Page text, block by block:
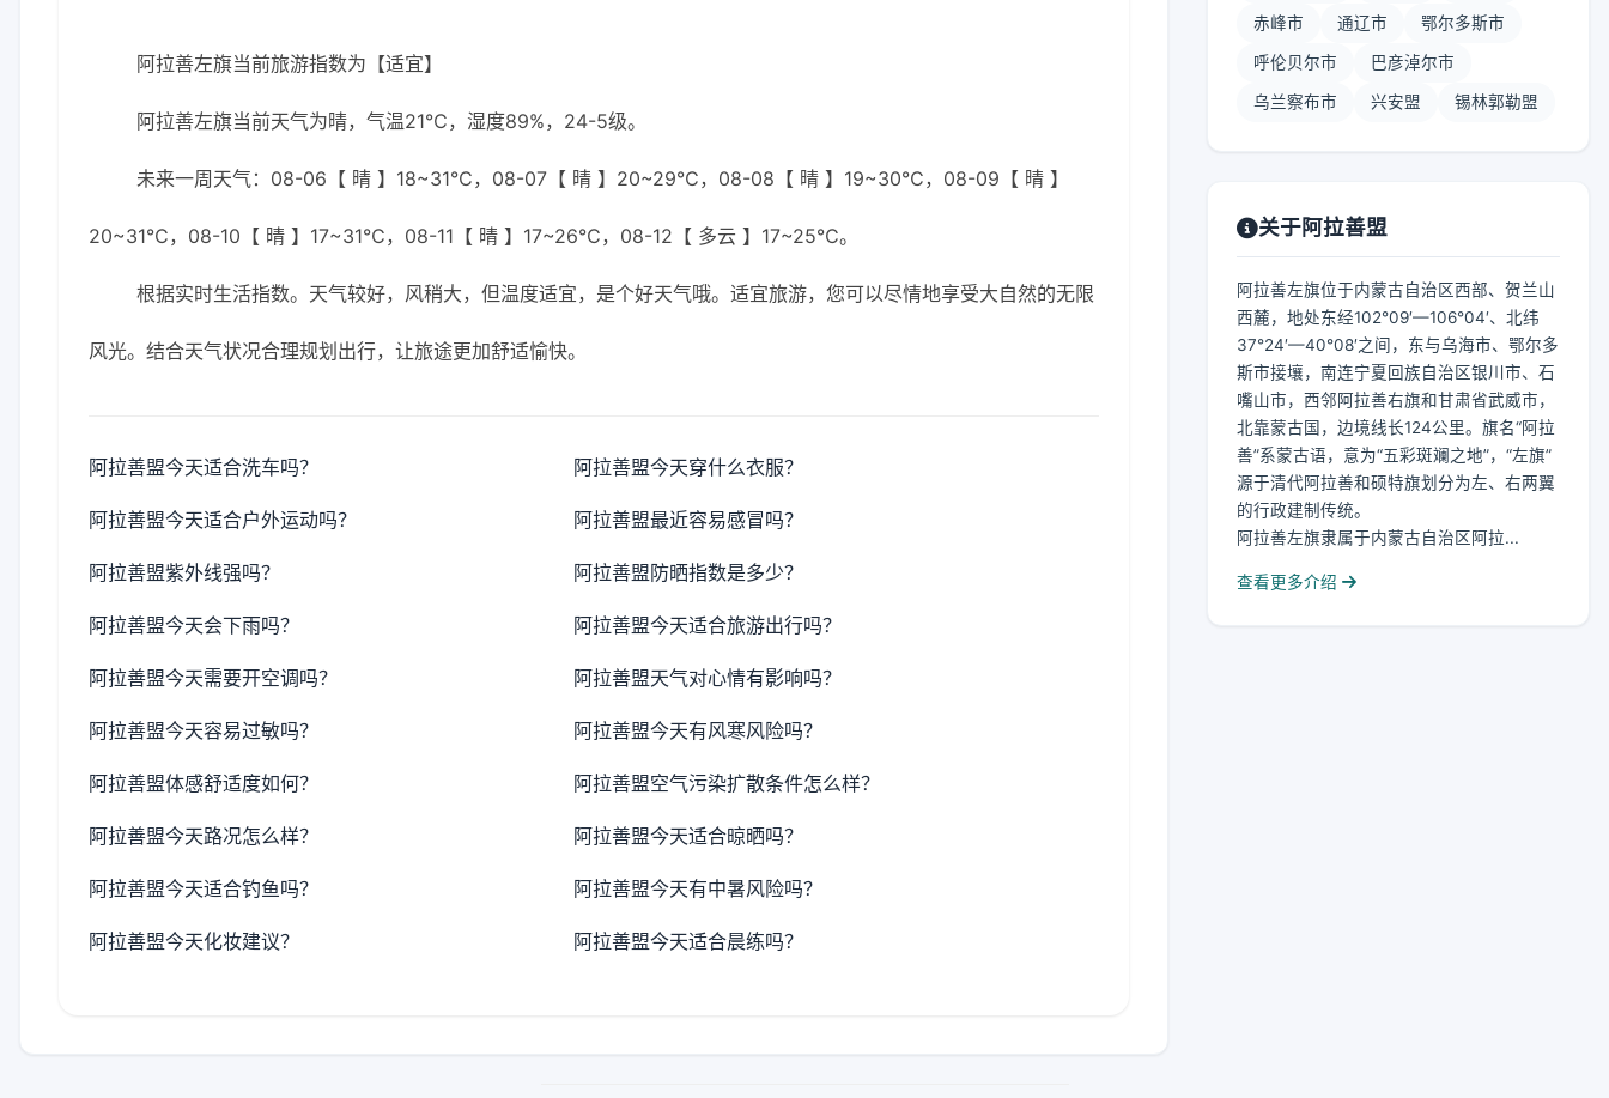
阿拉善左旗当前旅游指数为【适宜】
阿拉善左旗当前天气为晴，气温21℃，湿度89%，24-5级。
未来一周天气：08-06【 晴 】18~31℃，08-07【 晴 】20~29℃，08-08【 晴 】19~30℃，08-09【 晴 】
20~31℃，08-10【 晴 】17~31℃，08-11【 晴 】17~26℃，08-12【 多云 】17~25℃。
根据实时生活指数。天气较好，风稍大，但温度适宜，是个好天气哦。适宜旅游，您可以尽情地享受大自然的无限
风光。结合天气状况合理规划出行，让旅途更加舒适愉快。
阿拉善盟今天适合洗车吗？ 阿拉善盟今天穿什么衣服？
阿拉善盟今天适合户外运动吗？ 阿拉善盟最近容易感冒吗？
阿拉善盟紫外线强吗？ 阿拉善盟防晒指数是多少？
阿拉善盟今天会下雨吗？ 阿拉善盟今天适合旅游出行吗？
阿拉善盟今天需要开空调吗？ 阿拉善盟天气对心情有影响吗？
阿拉善盟今天容易过敏吗？ 阿拉善盟今天有风寒风险吗？
阿拉善盟体感舒适度如何？ 阿拉善盟空气污染扩散条件怎么样？
阿拉善盟今天路况怎么样？ 阿拉善盟今天适合晾晒吗？
阿拉善盟今天适合钓鱼吗？ 阿拉善盟今天有中暑风险吗？
阿拉善盟今天化妆建议？ 阿拉善盟今天适合晨练吗？
赤峰市 通辽市 鄂尔多斯市
呼伦贝尔市 巴彦淖尔市
乌兰察布市 兴安盟 锡林郭勒盟
关于阿拉善盟
阿拉善左旗位于内蒙古自治区西部、贺兰山
西麓，地处东经102°09′—106°04′、北纬
37°24′—40°08′之间，东与乌海市、鄂尔多
斯市接壤，南连宁夏回族自治区银川市、石
嘴山市，西邻阿拉善右旗和甘肃省武威市，
北靠蒙古国，边境线长124公里。旗名“阿拉
善”系蒙古语，意为“五彩斑斓之地”，“左旗”
源于清代阿拉善和硕特旗划分为左、右两翼
的行政建制传统。
阿拉善左旗隶属于内蒙古自治区阿拉...
查看更多介绍